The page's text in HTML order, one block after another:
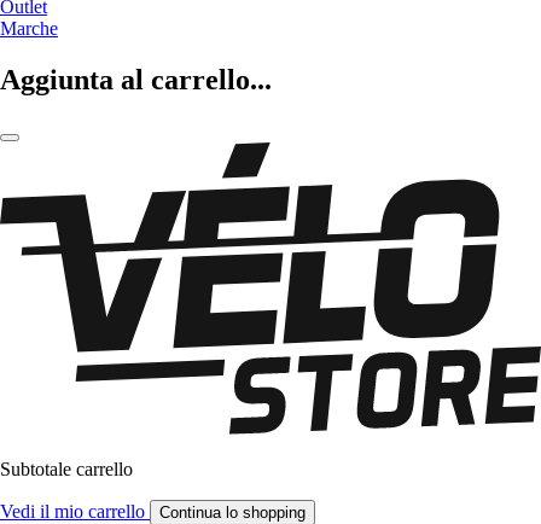
Outlet
Marche
Aggiunta al carrello...
Subtotale carrello
Vedi il mio carrello Continua lo shopping